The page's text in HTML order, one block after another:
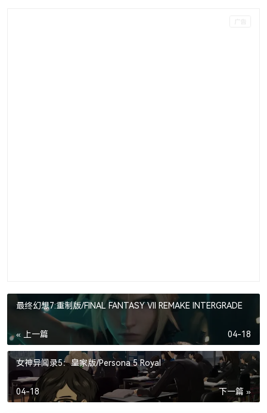
最终幻想7:重制版/FINAL FANTASY VII REMAKE INTERGRADE
« 上一篇 04-18
女神异闻录5：皇家版/Persona 5 Royal
下一篇 »
04-18